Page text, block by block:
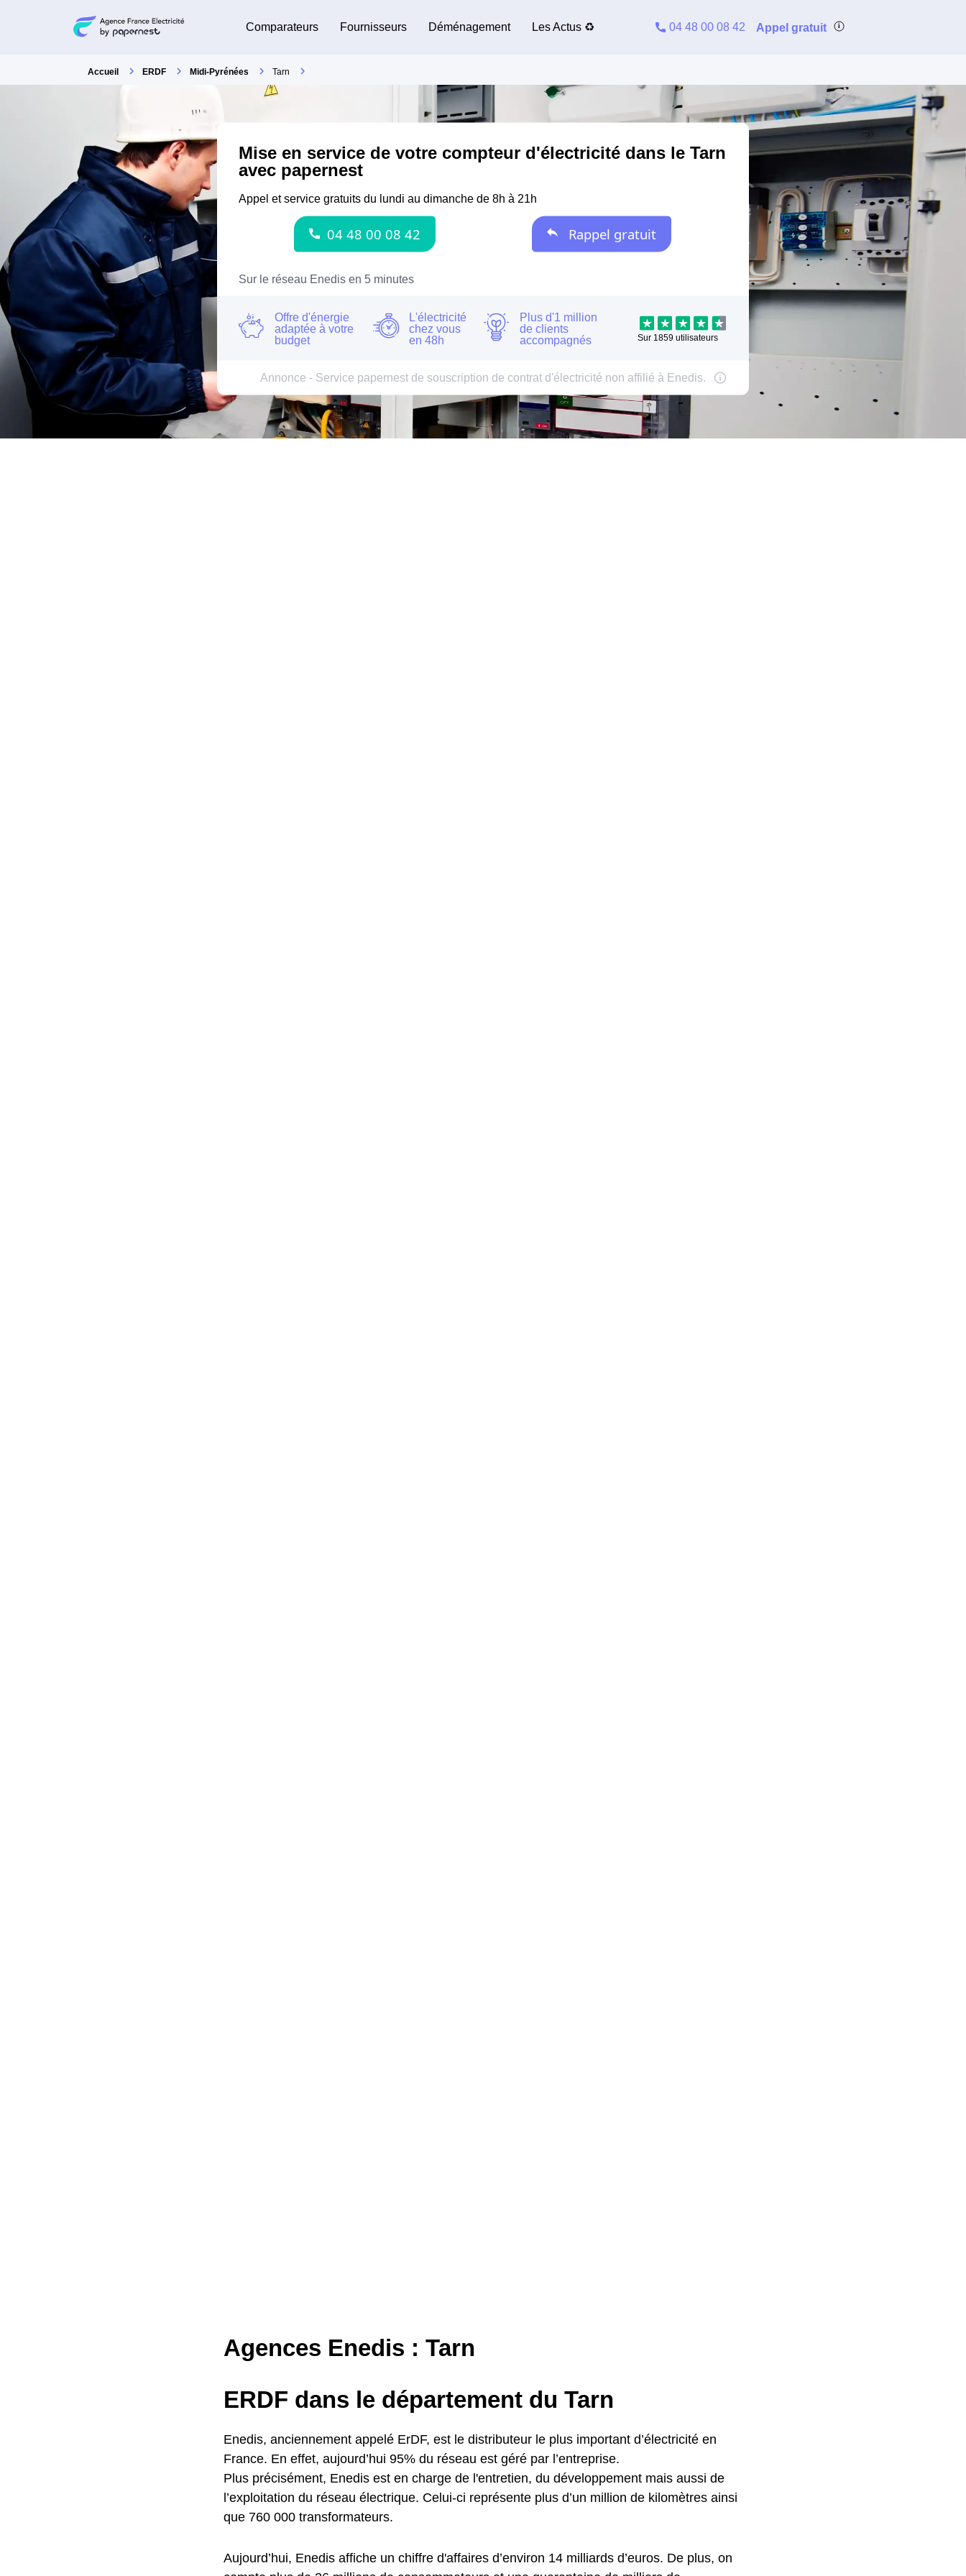
Comparateurs Fournisseurs Déménagement Les Actus ♻️ 04 48 00 08 42 Appel gratuit
Accueil ERDF Midi-Pyrénées Tarn
Agences Enedis : Tarn
ERDF dans le département du Tarn
Enedis, anciennement appelé ErDF, est le distributeur le plus important d’électricité en
France. En effet, aujourd’hui 95% du réseau est géré par l’entreprise.
Plus précisément, Enedis est en charge de l'entretien, du développement mais aussi de
l’exploitation du réseau électrique. Celui-ci représente plus d’un million de kilomètres ainsi
que 760 000 transformateurs.
Aujourd’hui, Enedis affiche un chiffre d'affaires d’environ 14 milliards d’euros. De plus, on